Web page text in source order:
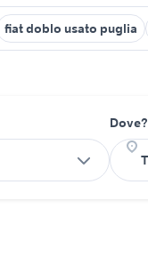
fiat doblo usato puglia
Dove?